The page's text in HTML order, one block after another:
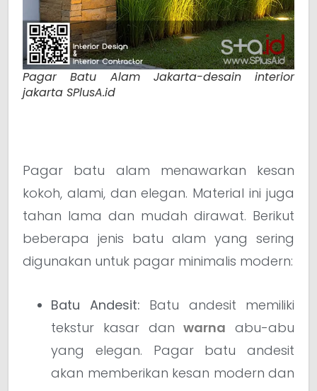
Pagar Batu Alam Jakarta-desain interior
jakarta SPlusA.id
Pagar batu alam menawarkan kesan
kokoh, alami, dan elegan. Material ini juga
tahan lama dan mudah dirawat. Berikut
beberapa jenis batu alam yang sering
digunakan untuk pagar minimalis modern:
Batu Andesit: Batu andesit memiliki
tekstur kasar danwarna abu-abu
yang elegan. Pagar batu andesit
akan memberikan kesan modern dan